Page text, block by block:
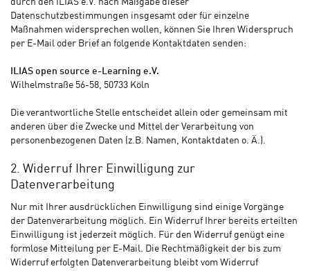
durch den ILIAS e.V. nach Maßgabe dieser
Datenschutzbestimmungen insgesamt oder für einzelne
Maßnahmen widersprechen wollen, können Sie Ihren Widerspruch
per E-Mail oder Brief an folgende Kontaktdaten senden:
ILIAS open source e-Learning e.V.
Wilhelmstraße 56-58, 50733 Köln
Die verantwortliche Stelle entscheidet allein oder gemeinsam mit
anderen über die Zwecke und Mittel der Verarbeitung von
personenbezogenen Daten (z.B. Namen, Kontaktdaten o. Ä.).
2. Widerruf Ihrer Einwilligung zur
Datenverarbeitung
Nur mit Ihrer ausdrücklichen Einwilligung sind einige Vorgänge
der Datenverarbeitung möglich. Ein Widerruf Ihrer bereits erteilten
Einwilligung ist jederzeit möglich. Für den Widerruf genügt eine
formlose Mitteilung per E-Mail. Die Rechtmäßigkeit der bis zum
Widerruf erfolgten Datenverarbeitung bleibt vom Widerruf